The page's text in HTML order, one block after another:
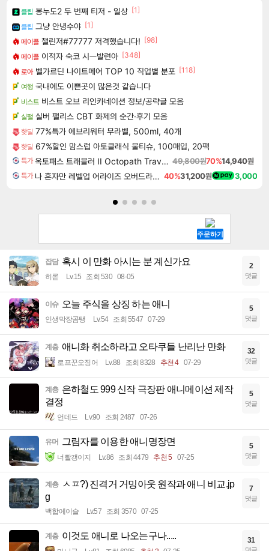
클립 봉누도2 두 번째 티저 - 일상 [1]
클립 그냥 안녕수야 [1]
메이플 챌린저#77777 저격했습니다! [98]
메이플 이적자 숙코 시ㅡ발련아 [348]
로아 벨가르딘 나이트메어 TOP 10 직업별 분포 [118]
여행 국내에도 이쁜곳이 많은것 같습니다
비스트 비스트 오브 리인카네이션 정보/공략글 모음
실팰 실버 팰리스 CBT 화제의 순간·후기 모음
핫딜 77%특가 에브리워터 무라벨, 500ml, 40개
핫딜 67%할인 맘스럽 아토클래식 물티슈, 100매입, 20팩
특가 옥토패스 트래블러 II Octopath Traveler II 49,800원70%14,940원
특가 나 혼자만 레벨업 어라이즈 오버드라이브 디럭스 에디션 Solo Leveling Arise Overdrive Deluxe Edition 40%31,200원 3,000
잡담 혹시 이 만화 아시는 분 계신가요
히롣 Lv.15 조회 530 08-05
2
댓글
이슈 오늘 주식을 상징 하는 애니
인생막장곰탱 Lv.54 조회 5547 07-29
5
댓글
계층 애니화 취소하라고 오타쿠들 난리난 만화
로프꾼오징어 Lv.88 조회 8328 추천 4 07-29
32
댓글
계층 은하철도 999 신작 극장판 애니메이션 제작
결정
언데드 Lv.90 조회 2487 07-26
5
댓글
유머 그림자를 이용한 애니명장면
너빨갱이지 Lv.86 조회 4479 추천 5 07-25
5
댓글
계층 ㅅㅍ?) 진격거 거밍아웃 원작과 애니 비교.jp
g
백합에이슬 Lv.57 조회 3570 07-25
7
댓글
계층 이것도 애니로 나오는구나..... 31